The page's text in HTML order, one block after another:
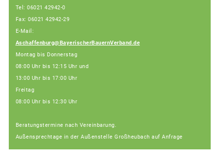
Tel: 06021 42942-0
Fax: 06021 42942-29
E-Mail:
Aschaffenburg@BayerischerBauernVerband.de
Montag bis Donnerstag
08:00 Uhr bis 12:15 Uhr und
13:00 Uhr bis 17:00 Uhr
Freitag
08:00 Uhr bis 12:30 Uhr
Beratungstermine nach Vereinbarung.
Außensprechtage in der Außenstelle Großheubach auf Anfrage